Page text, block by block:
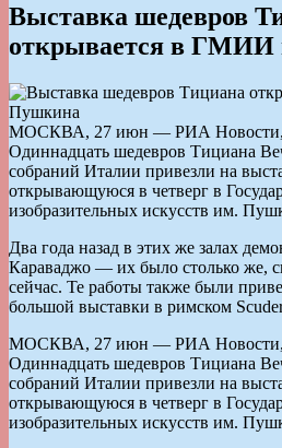
Выставка шедевров
открывается в
МОСКВА, 27 июн — РИА Новости,
Одиннадцать шедевров Тициана
собраний Италии привезли на
открывающуюся в четверг в
изобразительных искусств им.
Два года назад в этих же залах
Караваджо — их было столько же,
сейчас. Те работы также были
большой выставки в римском
МОСКВА, 27 июн — РИА Новости,
Одиннадцать шедевров Тициана
собраний Италии привезли на
открывающуюся в четверг в
изобразительных искусств им.